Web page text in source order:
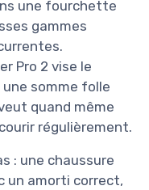
une fourchette
gammes
Pro 2 vise le
somme folle
quand même
régulièrement.
: une chaussure
un amorti correct,